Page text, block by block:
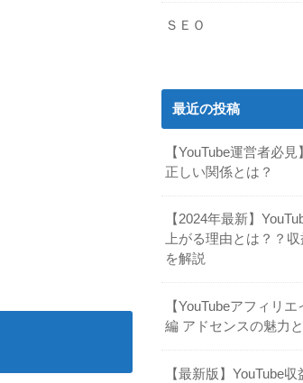
ＳＥＯ
最近の投稿
【YouTube運営者必
正しい関係とは？
【2024年最新】
上がる理由とは？？
を解説
【YouTubeアフィリ
編 アドセンスの魅力
【最新版】YouTube